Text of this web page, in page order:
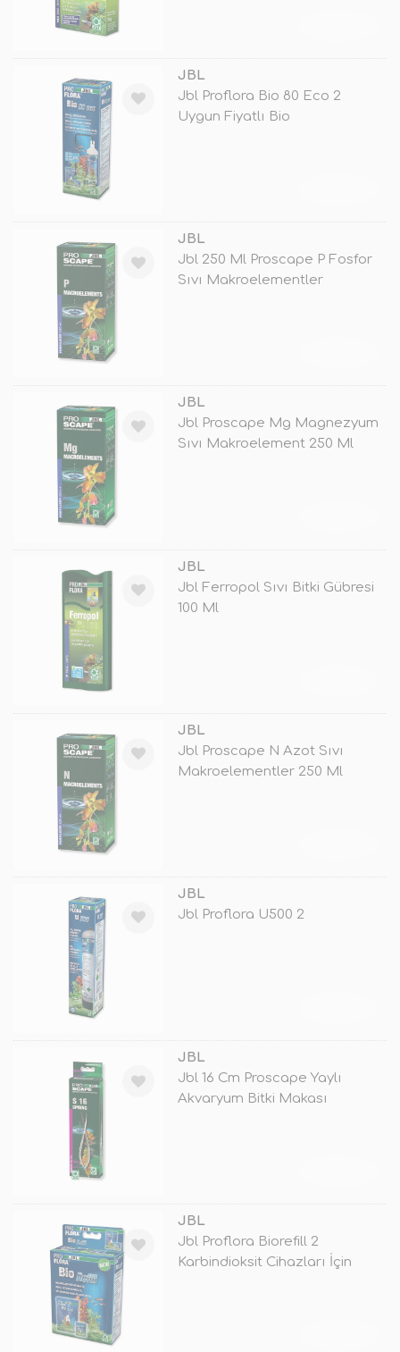
JBL
Jbl Proflora Bio 80 Eco 2
Uygun Fiyatlı Bio
JBL
Jbl 250 Ml Proscape P Fosfor
Sıvı Makroelementler
JBL
Jbl Proscape Mg Magnezyum
Sıvı Makroelement 250 Ml
JBL
Jbl Ferropol Sıvı Bitki Gübresi
100 Ml
JBL
Jbl Proscape N Azot Sıvı
Makroelementler 250 Ml
JBL
Jbl Proflora U500 2
JBL
Jbl 16 Cm Proscape Yaylı
Akvaryum Bitki Makası
JBL
Jbl Proflora Biorefill 2
Karbindioksit Cihazları İçin